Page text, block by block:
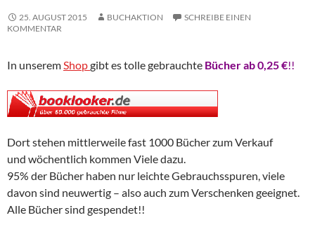
25. AUGUST 2015 BUCHAKTION
SCHREIBE EINEN
KOMMENTAR
In unserem Shopgibt es tolle gebrauchte Bücher ab 0,25 €!!
Dort stehen mittlerweile fast 1000 Bücher zum Verkauf
und wöchentlich kommen Viele dazu.
95% der Bücher haben nur leichte Gebrauchsspuren, viele
davon sind neuwertig – also auch zum Verschenken geeignet.
Alle Bücher sind gespendet!!